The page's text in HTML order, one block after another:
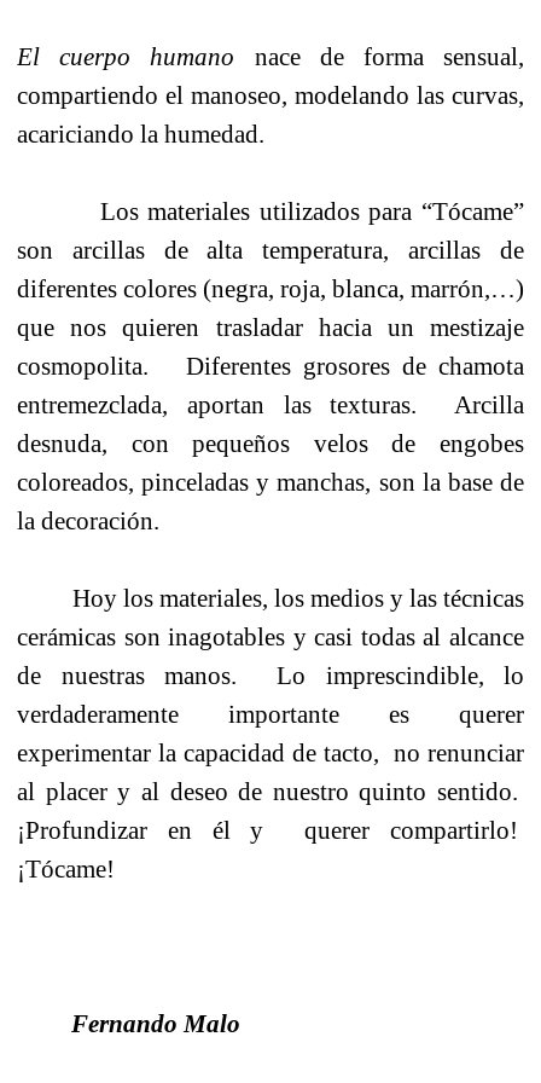
El cuerpo humano nace de forma sensual,
compartiendo el manoseo, modelando las curvas,
acariciando la humedad.
Los materiales utilizados para “Tócame”
son arcillas de alta temperatura, arcillas de
diferentes colores (negra, roja, blanca, marrón,…)
que nos quieren trasladar hacia un mestizaje
cosmopolita.
Diferentes grosores de chamota
entremezclada, aportan las texturas.
Arcilla
desnuda, con pequeños velos de engobes
coloreados, pinceladas y manchas, son la base de
la decoración.
Hoy los materiales, los medios y las técnicas
cerámicas son inagotables y casi todas al alcance
de nuestras manos.
Lo imprescindible, lo
verdaderamente importante es querer
experimentar la capacidad de tacto, no renunciar
al placer y al deseo de nuestro quinto sentido.
¡Profundizar en él y
querer compartirlo!
¡Tócame!
Fernando Malo